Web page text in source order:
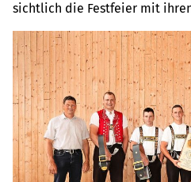
sichtlich die Festfeier mit